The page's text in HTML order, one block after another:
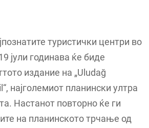
туристички центри во
јули годинава ќе биде
издание на „Uludağ
најголемиот планински ултра
Настанот повторно ќе ги
на планинското трчање од